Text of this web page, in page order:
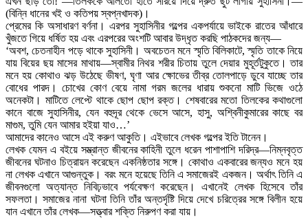
(বিন্নি ধানের খই ও কতিপয় স্বপ্নখাদক)।
প্রেমের কি অসাধারণ বর্ণনা। এরপর সুহাসিনীর গল্পের একপর্যায়ে ভাইকে রাতের আঁধারে
খুঁজতে গিয়ে ধর্ষিত হয় এবং এরপরের অংশটি আবার উদ্ধৃত করছি পাঠকদের জন্য—
‘অবশ, চেতনাহীন পড়ে থাকে সুহাসিনী। অবচেতন মনে স্মৃতি বিলিকাটে, স্মৃতি তাকে নিয়ে
যায় বিয়ের ছয় মাসের মাথায়—স্বামীর নিথর শরীর চিতায় তুলে দেয়ার মুহূর্তটুকুতে। তার
মনে হয় কোথাও ঝড় উঠেছে ভীষণ, ঘৃণা আর ক্ষোভের তীব্র তোলপাড়ে ডুবে যাচ্ছে তার
বোধের পারদ। চোখের কোণ বেয়ে নামা গরম জলের ধারায় শুকনো মাটি ভিজে ওঠে
অনেকটা। মাটিতে লেপ্টে থাকে ছোপ ছোপ রক্ত। শেষবারের মতো তিলকের কথাগুলো
কানে বাজে সুহাসিনীর, যেন বহুদূর থেকে ভেসে আসে, হাসু, অশ্বিনীকুমারের কাছে বর
মাগুম, তুমি যেন আমার হইয়া যাও…’
আমাদের কানেও আসে এই করুণ আকুতি। এইভাবে লেখক গল্পের ইতি টানেন।
লেখক যেমন এ বইয়ে সম্ভ্রান্ত জীবনের কাহিনী তুলে ধরেন পাশাপাশি দরিদ্র—নিম্নবৃত্ত
জীবনের ঘটনাও চিত্রায়ন করেছেন একনিষ্ঠতার সঙ্গে। কোথাও একবারের জন্যও মনে হয়
না লেখক এখানে আগুন্তুক। বরং মনে হয়েছে তিনি এ সমাজেরই একজন। অর্থাৎ তিনি এ
জীবনগুলো অত্যান্ত নিবিঢ়ভাবে পর্যবেক্ষণ করেছেন। এখানেই লেখক হিসেবে তাঁর
সফলতা। সমাজের নানা ঘটনা তিনি তাঁর অন্তর্দৃষ্টি দিয়ে দেখে চরিত্রের সঙ্গে বিলীন হয়ে
যান এখানে তাঁর লেখক—সত্ত্বার শক্তি নিরুপণ করা যায়।